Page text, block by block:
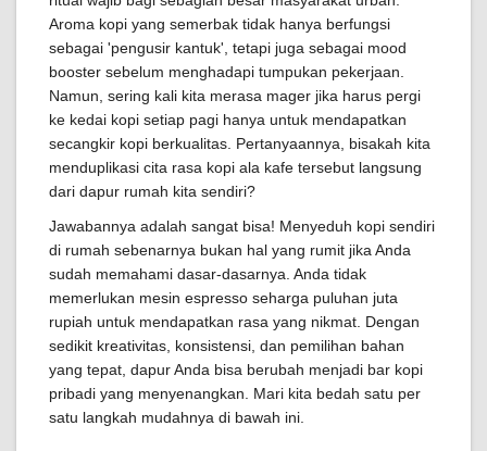
Aroma kopi yang semerbak tidak hanya berfungsi
sebagai 'pengusir kantuk', tetapi juga sebagai mood
booster sebelum menghadapi tumpukan pekerjaan.
Namun, sering kali kita merasa mager jika harus pergi
ke kedai kopi setiap pagi hanya untuk mendapatkan
secangkir kopi berkualitas. Pertanyaannya, bisakah kita
menduplikasi cita rasa kopi ala kafe tersebut langsung
dari dapur rumah kita sendiri?
Jawabannya adalah sangat bisa! Menyeduh kopi sendiri
di rumah sebenarnya bukan hal yang rumit jika Anda
sudah memahami dasar-dasarnya. Anda tidak
memerlukan mesin espresso seharga puluhan juta
rupiah untuk mendapatkan rasa yang nikmat. Dengan
sedikit kreativitas, konsistensi, dan pemilihan bahan
yang tepat, dapur Anda bisa berubah menjadi bar kopi
pribadi yang menyenangkan. Mari kita bedah satu per
satu langkah mudahnya di bawah ini.